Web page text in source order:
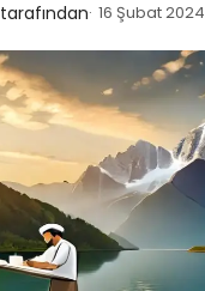
tarafından 16 Şubat 2024